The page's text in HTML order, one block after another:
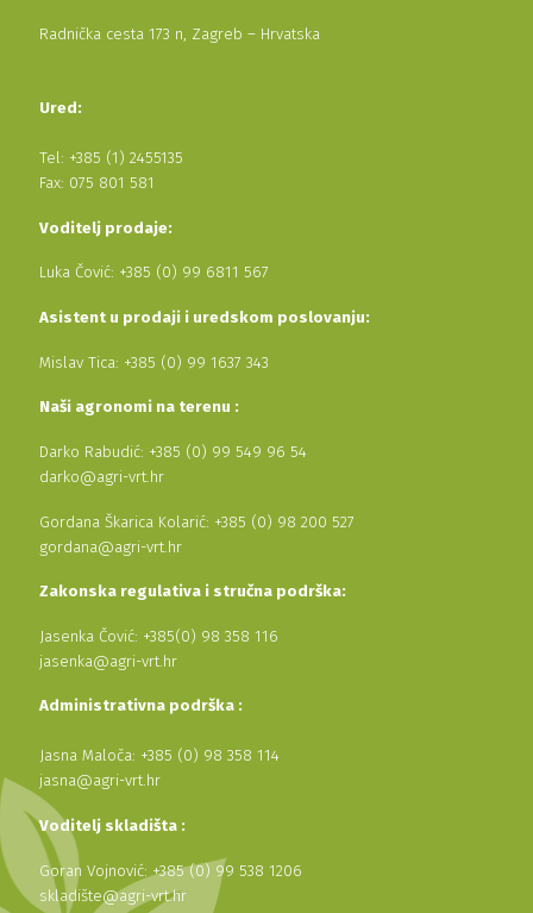
Radnička cesta 173 n, Zagreb – Hrvatska
Ured:
Tel: +385 (1) 2455135
Fax: 075 801 581
Voditelj prodaje:
Luka Čović: +385 (0) 99 6811 567
Asistent u prodaji i uredskom poslovanju:
Mislav Tica: +385 (0) 99 1637 343
Naši agronomi na terenu :
Darko Rabudić: +385 (0) 99 549 96 54
darko@agri-vrt.hr
Gordana Škarica Kolarić: +385 (0) 98 200 527
gordana@agri-vrt.hr
Zakonska regulativa i stručna podrška:
Jasenka Čović: +385(0) 98 358 116
jasenka@agri-vrt.hr
Administrativna podrška :
Jasna Maloča: +385 (0) 98 358 114
jasna@agri-vrt.hr
Voditelj skladišta :
Goran Vojnović: +385 (0) 99 538 1206
skladište@agri-vrt.hr